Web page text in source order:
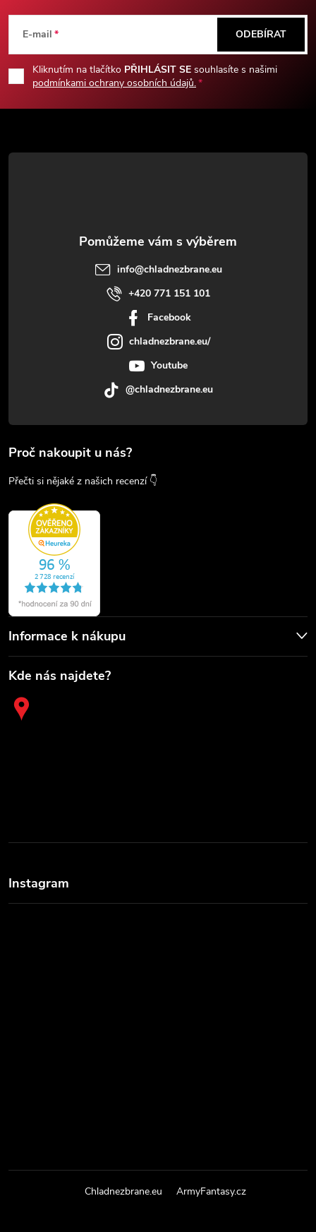
p
a
E-mail
Kliknutím na tlačítko PŘIHLÁSIT SE souhlasíte s našimi
podmínkami ochrany osobních údajů.
ODEBÍRAT
info@chladnezbrane.eu
+420 771 151 101
Facebook
chladnezbrane.eu/
Youtube
@chladnezbrane.eu
Proč nakoupit u nás?
Přečti si nějaké z našich recenzí 👇
Informace k nákupu
Kde nás najdete?
Instagram
Chladnezbrane.eu ArmyFantasy.cz